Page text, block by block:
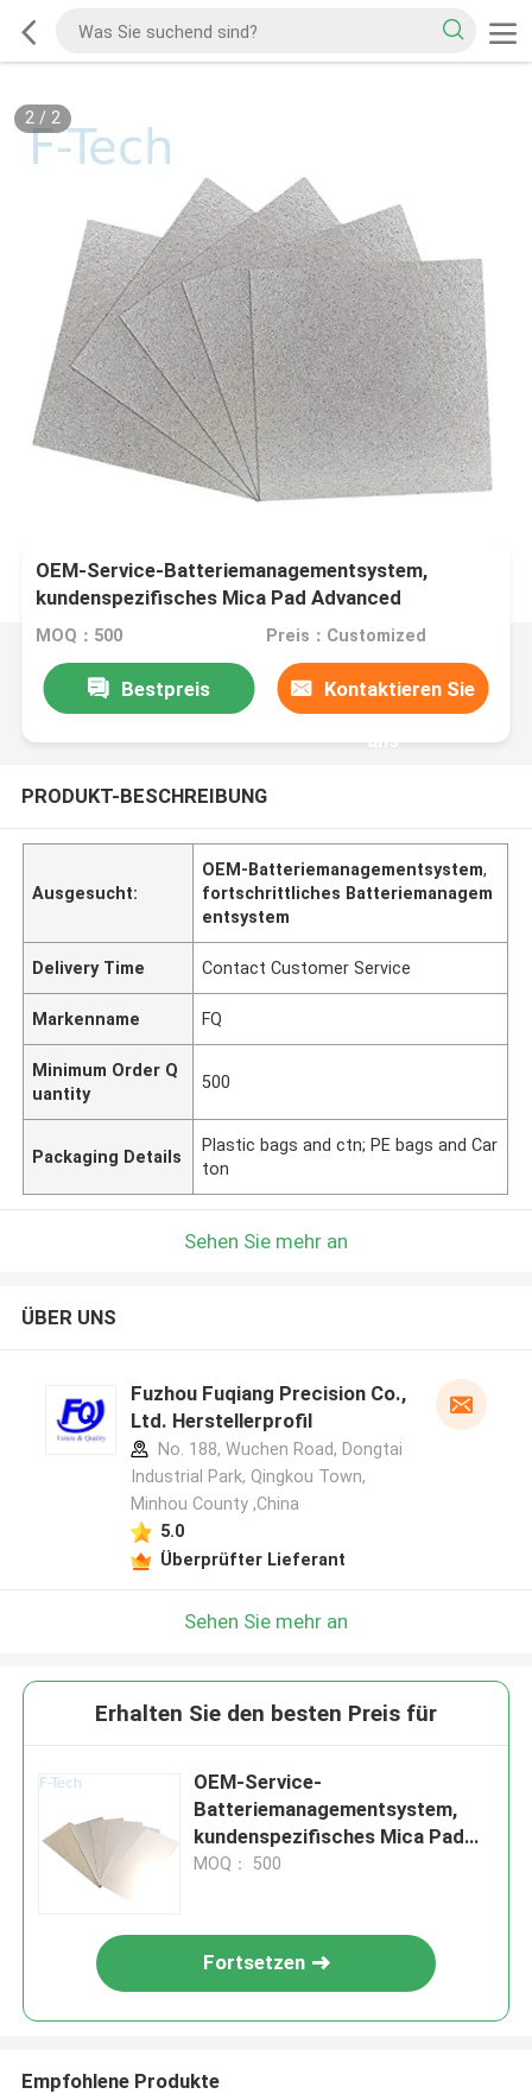
2/ 2
OEM-Service-Batteriemanagementsystem,
kundenspezifisches Mica Pad Advanced
MOQ：500 Preis：Customized
Bestpreis Kontaktieren Sie
uns
PRODUKT-BESCHREIBUNG
Ausgesucht:
OEM-Batteriemanagementsystem,
fortschrittliches Batteriemanagem
entsystem
Delivery Time Contact Customer Service
Markenname FQ
Minimum Order Q
uantity
500
Packaging Details
Plastic bags and ctn; PE bags and Car
ton
Sehen Sie mehr an
ÜBER UNS
Fuzhou Fuqiang Precision Co.,
Ltd. Herstellerprofil
No. 188, Wuchen Road, Dongtai
Industrial Park, Qingkou Town,
Minhou County ,China
5.0
Überprüfter Lieferant
Sehen Sie mehr an
Erhalten Sie den besten Preis für
OEM-Service-
Batteriemanagementsystem,
kundenspezifisches Mica Pad
Advanced
MOQ： 500
Fortsetzen
Empfohlene Produkte